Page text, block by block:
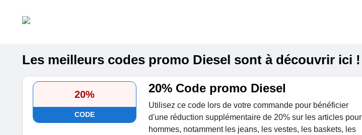
Les meilleurs codes promo Diesel sont à découvrir ici !
20%
CODE
20% Code promo Diesel
Utilisez ce code lors de votre commande pour bénéficier
d'une réduction supplémentaire de 20% sur les articles pour
hommes, notamment les jeans, les vestes, les baskets, les